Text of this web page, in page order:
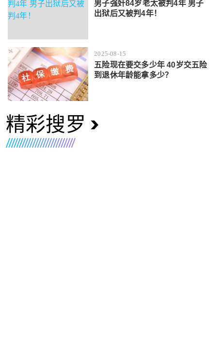
男子强奸84岁老太被判4年 男子
出狱后又被判4年！
2025-08-15
五险现在要交多少年 40岁交五险
到退休年龄能拿多少？
精彩搜罗